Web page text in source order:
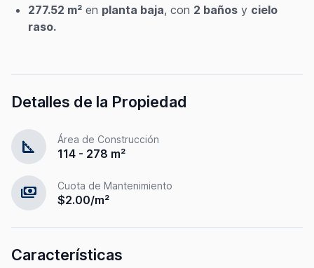
277.52 m² en planta baja, con 2 baños y cielo
raso.
Detalles de la Propiedad
square_foot Área de Construcción
114 - 278 m²
payments Cuota de Mantenimiento
$2.00/m²
Características